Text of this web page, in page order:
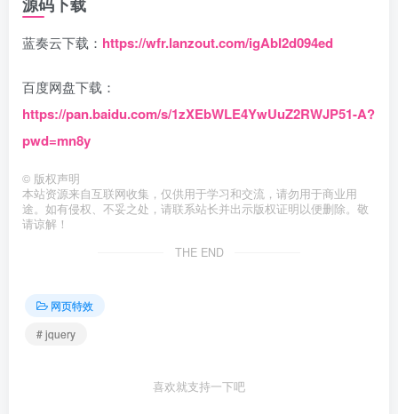
蓝奏云下载： https://wfr.lanzout.com/igAbI2d094ed
百度网盘下载：
https://pan.baidu.com/s/1zXEbWLE4YwUuZ2RWJP51-A?
pwd=mn8y
© 版权声明
本站资源来自互联网收集，仅供用于学习和交流，请勿用于商业用
途。如有侵权、不妥之处，请联系站长并出示版权证明以便删除。敬
请谅解！
THE END
网页特效
# jquery
喜欢就支持一下吧